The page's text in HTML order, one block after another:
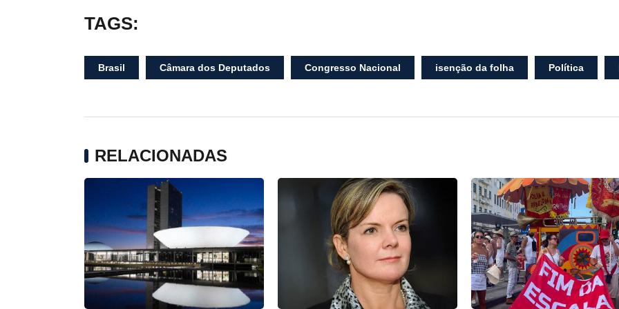
TAGS:
Brasil Câmara dos Deputados Congresso Nacional isenção da folha Política
RELACIONADAS